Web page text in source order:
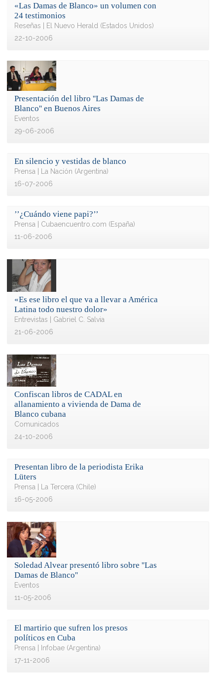
«Las Damas de Blanco» un volumen con
24 testimonios
Reseñas | El Nuevo Herald (Estados Unidos)
22-10-2006
Presentación del libro ''Las Damas de
Blanco'' en Buenos Aires
Eventos
29-06-2006
En silencio y vestidas de blanco
Prensa | La Nación (Argentina)
16-07-2006
’’¿Cuándo viene papi?’’
Prensa | Cubaencuentro.com (España)
11-06-2006
«Es ese libro el que va a llevar a América
Latina todo nuestro dolor»
Entrevistas | Gabriel C. Salvia
21-06-2006
Confiscan libros de CADAL en
allanamiento a vivienda de Dama de
Blanco cubana
Comunicados
24-10-2006
Presentan libro de la periodista Erika
Lüters
Prensa | La Tercera (Chile)
16-05-2006
Soledad Alvear presentó libro sobre ''Las
Damas de Blanco''
Eventos
11-05-2006
El martirio que sufren los presos
políticos en Cuba
Prensa | Infobae (Argentina)
17-11-2006